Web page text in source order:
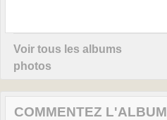
Voir tous les albums
photos
COMMENTEZ L'ALBUM